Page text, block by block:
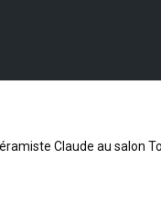
Claude au salon